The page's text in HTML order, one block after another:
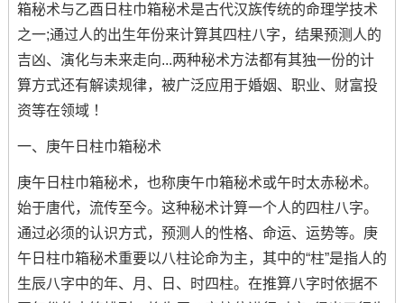
箱秘术与乙酉日柱巾箱秘术是古代汉族传统的命理学技术
之一;通过人的出生年份来计算其四柱八字，结果预测人的
吉凶、演化与未来走向...两种秘术方法都有其独一份的计
算方式还有解读规律，被广泛应用于婚姻、职业、财富投
资等在领域 ！
一、庚午日柱巾箱秘术
庚午日柱巾箱秘术，也称庚午巾箱秘术或午时太赤秘术。
始于唐代，流传至今。这种秘术计算一个人的四柱八字。
通过必须的认识方式，预测人的性格、命运、运势等。庚
午日柱巾箱秘术重要以八柱论命为主，其中的“柱”是指人的
生辰八字中的年、月、日、时四柱。在推算八字时依据不